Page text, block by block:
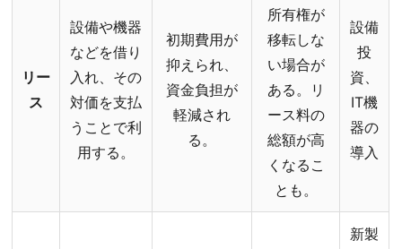
リー
ス
設備や機器
などを借り
入れ、その
対価を支払
うことで利
用する。
初期費用が
抑えられ、
資金負担が
軽減され
る。
所有権が
移転しな
い場合が
ある。リ
ース料の
総額が高
くなるこ
とも。
設備
投
資、
IT機
器の
導入
新製